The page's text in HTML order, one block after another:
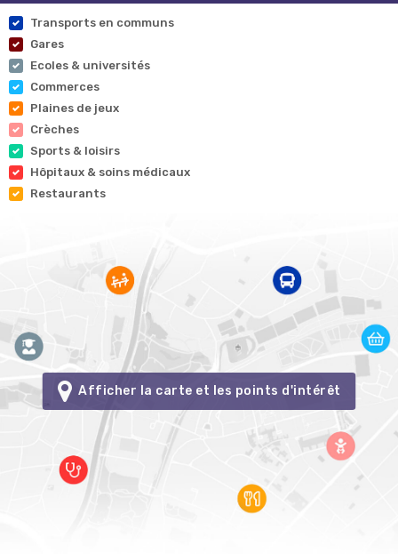
Transports en communs
Gares
Ecoles & universités
Commerces
Plaines de jeux
Crèches
Sports & loisirs
Hôpitaux & soins médicaux
Restaurants
Afficher la carte et les points d'intérêt